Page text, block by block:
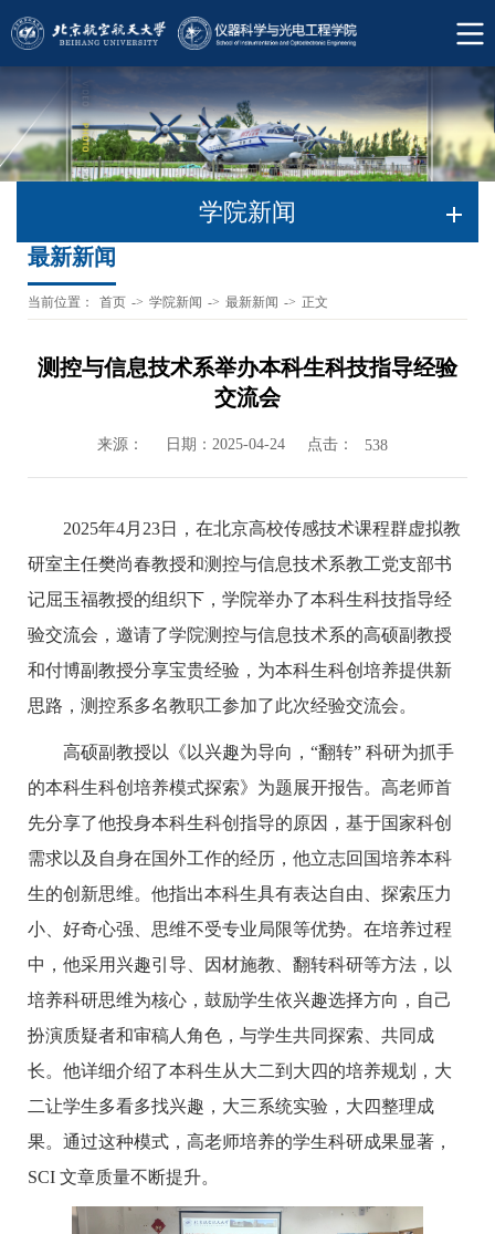
学院新闻
最新新闻
当前位置： 首页 -> 学院新闻 -> 最新新闻 -> 正文
测控与信息技术系举办本科生科技指导经验
交流会
来源： 日期：2025-04-24 点击： 538
2025年4月 23日，在北京高校传感技术课程群虚拟教
研室主任樊尚春教授和测控与信息技术系教工党支部书
记屈玉福教授的组织下，学院举办了本科生科技指导经
验交流会，邀请了学院测控与信息技术系的高硕副教授
和付博副教授分享宝贵经验，为本科生科创培养提供新
思路，测控系多名教职工参加了此次经验交流会。
高硕副教授以《以兴趣为导向， “翻转” 科研为抓手
的本科生科创培养模式探索》为题展开报告。高老师首
先分享了他投身本科生科创指导的原因，基于国家科创
需求以及自身在国外工作的经历，他立志回国培养本科
生的创新思维。他指出本科生具有表达自由、探索压力
小、好奇心强、思维不受专业局限等优势。在培养过程
中，他采用兴趣引导、因材施教、翻转科研等方法，以
培养科研思维为核心，鼓励学生依兴趣选择方向，自己
扮演质疑者和审稿人角色，与学生共同探索、共同成
长。他详细介绍了本科生从大二到大四的培养规划，大
二让学生多看多找兴趣，大三系统实验，大四整理成
果。通过这种模式，高老师培养的学生科研成果显著，
SCI 文章质量不断提升。